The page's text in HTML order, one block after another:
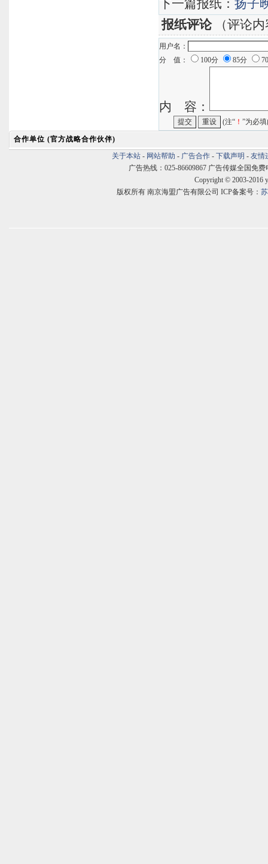
下一篇报纸： 扬子
报纸评论（评论内
用户名：
分 值：
100分 85分
内 容：
(注“ ！ ”为必
合作单位 (官方战略合作伙伴)
关于本站 - 网站帮助 - 广告合作 - 下载声明 - 友情
广告热线：025-86609867 广告传媒全国免费
Copyright © 2003-2016
版权所有 南京海盟广告有限公司 ICP备案号：